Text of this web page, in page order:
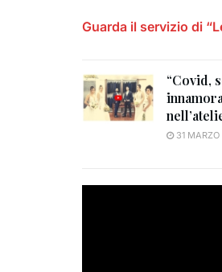
Guarda il servizio di
“Covid,
31 MARZO